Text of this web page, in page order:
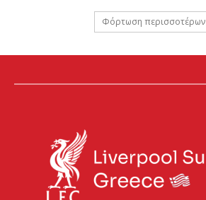
Φόρτωση περισσοτέρων